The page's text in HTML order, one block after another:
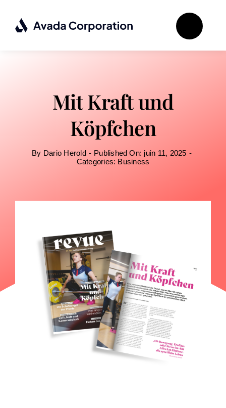
contenu
Mit Kraft und
Köpfchen
By Dario Herold - Published On: juin 11, 2025 -
Categories: Business